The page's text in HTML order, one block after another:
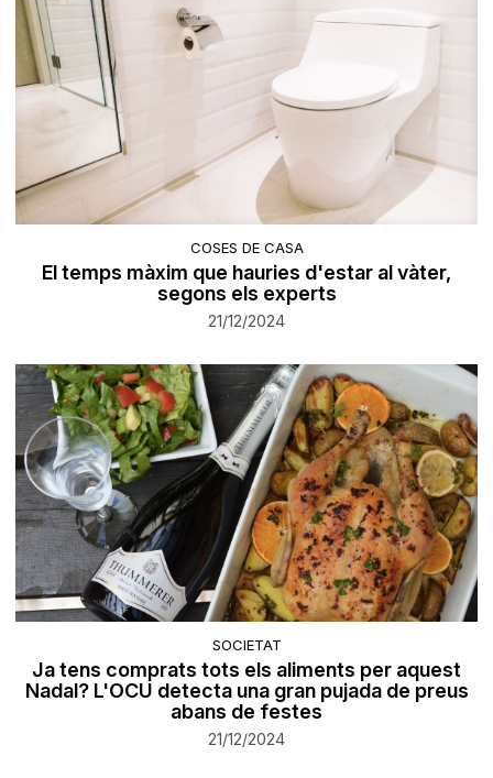
COSES DE CASA
El temps màxim que hauries d'estar al vàter,
segons els experts
21/12/2024
SOCIETAT
Ja tens comprats tots els aliments per aquest
Nadal? L'OCU detecta una gran pujada de preus
abans de festes
21/12/2024